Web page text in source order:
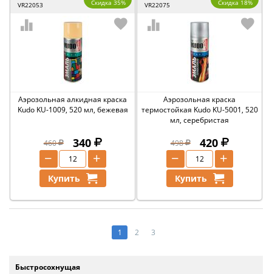
VR22053 Скидка 35%
Аэрозольная алкидная краска
Kudo KU-1009, 520 мл, бежевая
460 340
+
−
Купить
VR22075 Скидка 18%
Аэрозольная краска
термостойкая Kudo KU-5001, 520
мл, серебристая
498 420
+
−
Купить
1 2 3
Быстросохнущая